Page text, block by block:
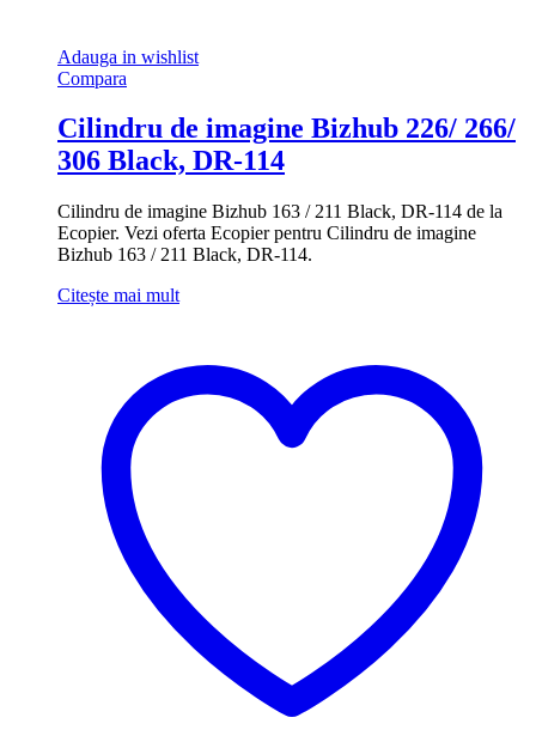
Adauga in wishlist
Compara
Cilindru de imagine Bizhub 226/ 266/
306 Black, DR-114
Cilindru de imagine Bizhub 163 / 211 Black, DR-114 de la
Ecopier. Vezi oferta Ecopier pentru Cilindru de imagine
Bizhub 163 / 211 Black, DR-114.
Citește mai mult